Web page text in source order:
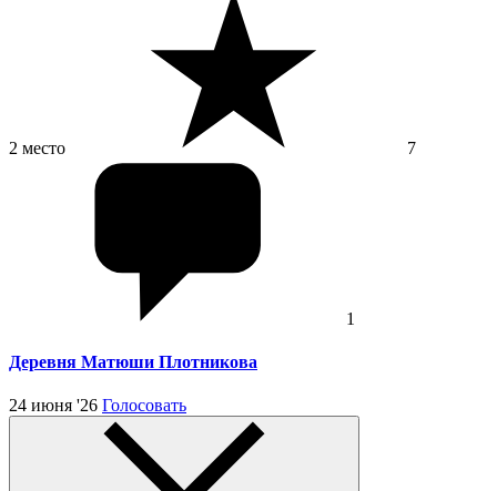
2 место 7
1
Деревня Матюши Плотникова
24 июня '26 Голосовать